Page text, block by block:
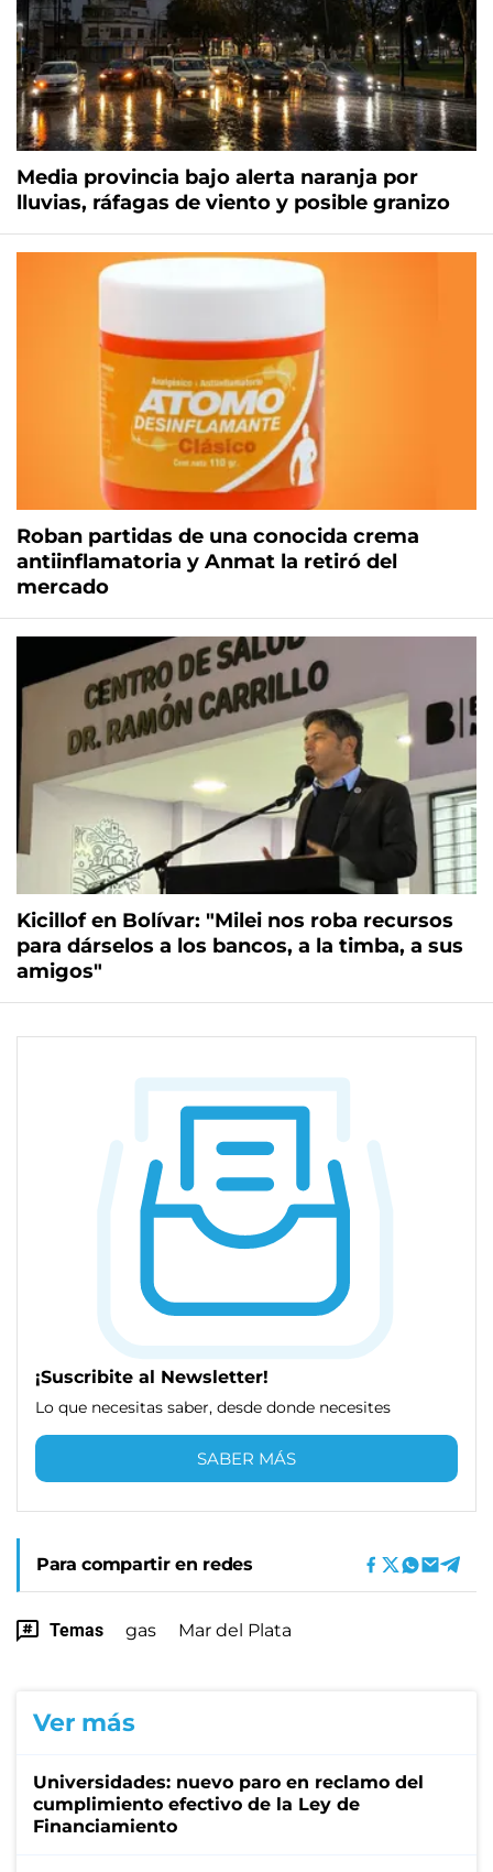
Media provincia bajo alerta naranja por
lluvias, ráfagas de viento y posible granizo
Roban partidas de una conocida crema
antiinflamatoria y Anmat la retiró del
mercado
Kicillof en Bolívar: "Milei nos roba recursos
para dárselos a los bancos, a la timba, a sus
amigos"
¡Suscribite al Newsletter!
Lo que necesitas saber, desde donde necesites
SABER MÁS
Para compartir en redes
Temas gas Mar del Plata
Ver más
Universidades: nuevo paro en reclamo del
cumplimiento efectivo de la Ley de
Financiamiento